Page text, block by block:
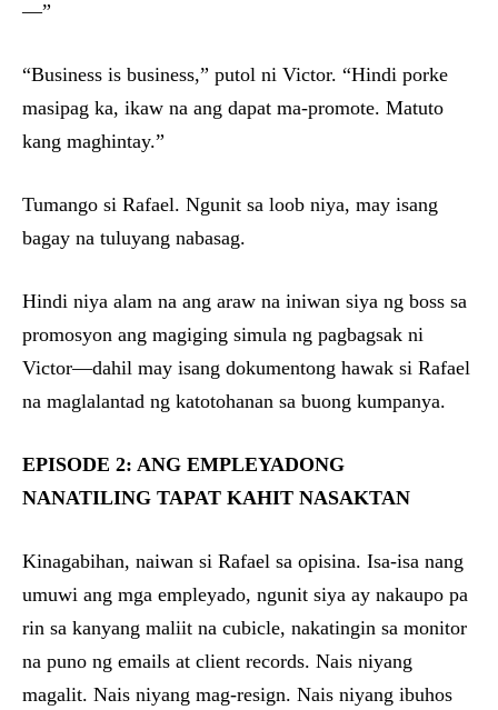
—”
“Business is business,” putol ni Victor. “Hindi porke
masipag ka, ikaw na ang dapat ma-promote. Matuto
kang maghintay.”
Tumango si Rafael. Ngunit sa loob niya, may isang
bagay na tuluyang nabasag.
Hindi niya alam na ang araw na iniwan siya ng boss sa
promosyon ang magiging simula ng pagbagsak ni
Victor—dahil may isang dokumentong hawak si Rafael
na maglalantad ng katotohanan sa buong kumpanya.
EPISODE 2: ANG EMPLEYADONG
NANATILING TAPAT KAHIT NASAKTAN
Kinagabihan, naiwan si Rafael sa opisina. Isa-isa nang
umuwi ang mga empleyado, ngunit siya ay nakaupo pa
rin sa kanyang maliit na cubicle, nakatingin sa monitor
na puno ng emails at client records. Nais niyang
magalit. Nais niyang mag-resign. Nais niyang ibuhos